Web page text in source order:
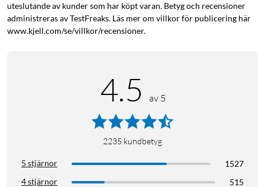
Kabel för iPhone 13 Pro Max Kabel för iPhone 13 Mini
Kabel för iPhone 14 Kabel för iPhone 14 Plus
uteslutande av kunder som har köpt varan. Betyg och recensioner
administreras av TestFreaks. Läs mer om villkor för publicering här
www.kjell.com/se/villkor/recensioner.
4.5 av 5
2235 kundbetyg
5 stjärnor
1527
4 stjärnor
515